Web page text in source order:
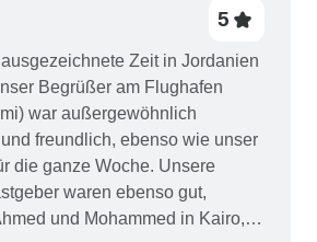
5
Zeit in Jordanien
Begrüßer am Flughafen
war außergewöhnlich
freundlich, ebenso wie unser
die ganze Woche. Unsere
waren ebenso gut,
und Mohammed in Kairo,